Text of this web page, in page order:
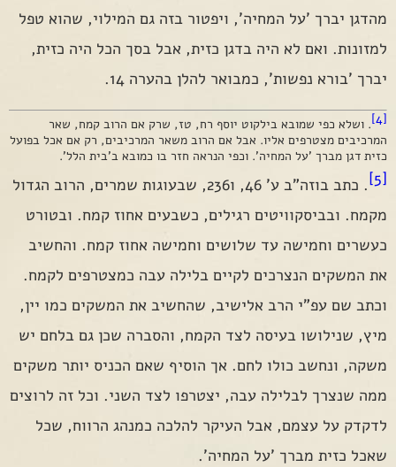
מהדגן יברך 'על המחיה', ויפטור בזה גם המילוי, שהוא טפל
למזונות. ואם לא היה בדגן כזית, אבל בסך הכל היה כזית,
יברך 'בורא נפשות', כמבואר להלן בהערה 14.
[4]
. ושלא כפי שמובא בילקוט יוסף רח, טז, שרק אם הרוב קמח, שאר
המרכיבים מצטרפים אליו. אבל אם הרוב משאר המרכיבים, רק אם אכל בפועל
כזית דגן מברך 'על המחיה'. וכפי הנראה חזר בו כמובא ב'בית הלל'.
[5]
. כתב בוזה"ב ע' 46, ו236, שבעוגות שמרים, הרוב הגדול
מקמח. ובביסקוויטים רגילים, כשבעים אחוז קמח. ובטורט
כעשרים וחמישה עד שלושים וחמישה אחוז קמח. והחשיב
את המשקים הנצרכים לקיים בלילה עבה כמצטרפים לקמח.
וכתב שם עפ"י הרב אלישיב, שהחשיב את המשקים כמו יין,
מיץ, שנילושו בעיסה לצד הקמח, והסברה שכן גם בלחם יש
משקה, ונחשב כולו לחם. אך הוסיף שאם הכניס יותר משקים
ממה שנצרך לבלילה עבה, יצטרפו לצד השני. וכל זה לרוצים
לדקדק על עצמם, אבל העיקר להלכה כמנהג הרווח, שכל
שאכל כזית מברך 'על המחיה'.